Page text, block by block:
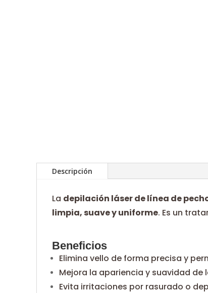
Descripción
La depilación láser de línea de
limpia, suave y uniforme. Es un
Beneficios
Elimina vello de forma precisa y
Mejora la apariencia y suavidad de
Evita irritaciones por rasurado o